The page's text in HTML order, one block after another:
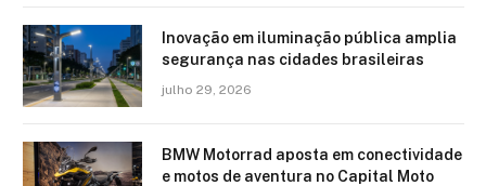
Inovação em iluminação pública amplia
segurança nas cidades brasileiras
julho 29, 2026
BMW Motorrad aposta em conectividade
e motos de aventura no Capital Moto